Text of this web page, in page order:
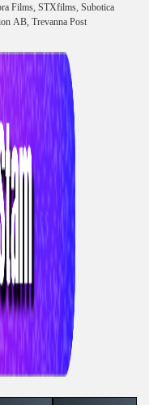
Films, STXfilms, Subotica
AB, Trevanna Post